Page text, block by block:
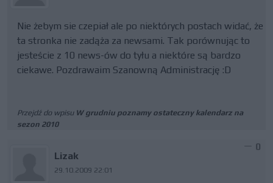
Nie żebym sie czepiał ale po niektórych postach widać, że
ta stronka nie zadąża za newsami. Tak porównując to
jesteście z 10 news-ów do tyłu a niektóre są bardzo
ciekawe. Pozdrawaim Szanowną Administrację :D
Przejdź do wpisu W grudniu poznamy ostateczny kalendarz na
sezon 2010
Lizak
29.10.2009 22:01
0